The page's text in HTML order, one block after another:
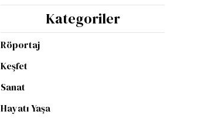
Kategoriler
Röportaj
Keşfet
Sanat
Hayatı Yaşa